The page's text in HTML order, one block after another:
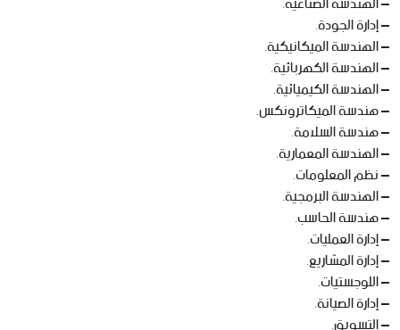
– إدارة الجودة.
– الهندسة الميكانيكية.
– الهندسة الكهربائية.
– الهندسة الكيميائية.
– هندسة الميكاترونكس.
– هندسة السلامة.
– الهندسة المعمارية.
– نظم المعلومات.
– الهندسة البرمجية.
– هندسة الحاسب.
– إدارة العمليات.
– إدارة المشاريع.
– اللوجستيات.
– إدارة الصيانة.